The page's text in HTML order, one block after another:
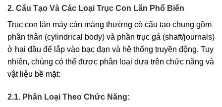
2. Cấu Tạo Và Các Loại Trục Con Lăn Phổ Biến
Trục con lăn máy cán màng thường có cấu tạo chung gồm
phần thân (cylindrical body) và phần trục gá (shaft/journals)
ở hai đầu để lắp vào bạc đạn và hệ thống truyền động. Tuy
nhiên, chúng có thể được phân loại dựa trên chức năng và
vật liệu bề mặt:
2.1. Phân Loại Theo Chức Năng: